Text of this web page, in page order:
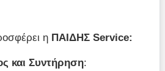
η ΠΑΙΔΗΣService:
και Συντήρηση: